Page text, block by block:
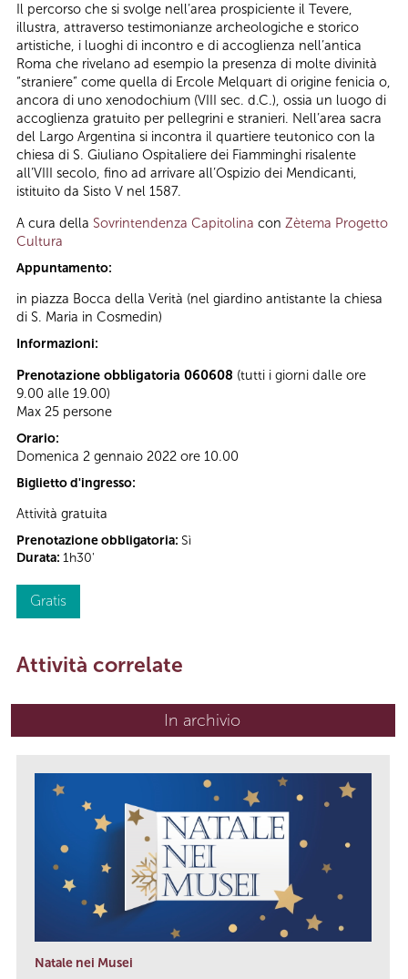
Il percorso che si svolge nell’area prospiciente il Tevere,
illustra, attraverso testimonianze archeologiche e storico
artistiche, i luoghi di incontro e di accoglienza nell’antica
Roma che rivelano ad esempio la presenza di molte divinità
“straniere” come quella di Ercole Melquart di origine fenicia o,
ancora di uno xenodochium (VIII sec. d.C.), ossia un luogo di
accoglienza gratuito per pellegrini e stranieri. Nell’area sacra
del Largo Argentina si incontra il quartiere teutonico con la
chiesa di S. Giuliano Ospitaliere dei Fiamminghi risalente
all’VIII secolo, fino ad arrivare all’Ospizio dei Mendicanti,
istituito da Sisto V nel 1587.
A cura della Sovrintendenza Capitolina con Zètema Progetto
Cultura
Appuntamento:
in piazza Bocca della Verità (nel giardino antistante la chiesa
di S. Maria in Cosmedin)
Informazioni:
Prenotazione obbligatoria 060608 (tutti i giorni dalle ore
9.00 alle 19.00)
Max 25 persone
Orario:
Domenica 2 gennaio 2022 ore 10.00
Biglietto d'ingresso:
Attività gratuita
Prenotazione obbligatoria: Sì
Durata: 1h30'
Gratis
Attività correlate
In archivio
Natale nei Musei